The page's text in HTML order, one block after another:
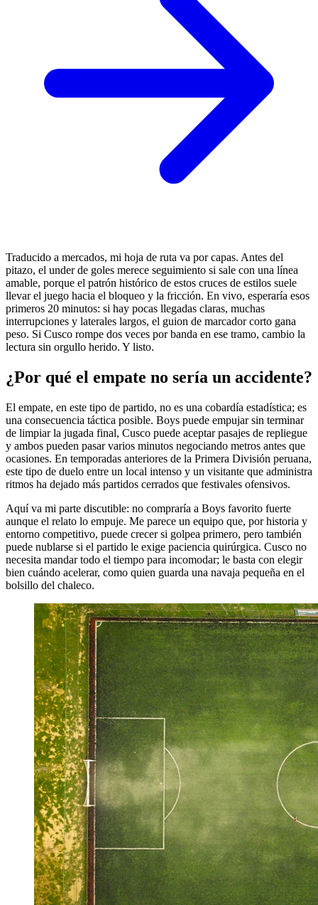
Traducido a mercados, mi hoja de ruta va por capas. Antes del
pitazo, el under de goles merece seguimiento si sale con una línea
amable, porque el patrón histórico de estos cruces de estilos suele
llevar el juego hacia el bloqueo y la fricción. En vivo, esperaría esos
primeros 20 minutos: si hay pocas llegadas claras, muchas
interrupciones y laterales largos, el guion de marcador corto gana
peso. Si Cusco rompe dos veces por banda en ese tramo, cambio la
lectura sin orgullo herido. Y listo.
¿Por qué el empate no sería un accidente?
El empate, en este tipo de partido, no es una cobardía estadística; es
una consecuencia táctica posible. Boys puede empujar sin terminar
de limpiar la jugada final, Cusco puede aceptar pasajes de repliegue
y ambos pueden pasar varios minutos negociando metros antes que
ocasiones. En temporadas anteriores de la Primera División peruana,
este tipo de duelo entre un local intenso y un visitante que administra
ritmos ha dejado más partidos cerrados que festivales ofensivos.
Aquí va mi parte discutible: no compraría a Boys favorito fuerte
aunque el relato lo empuje. Me parece un equipo que, por historia y
entorno competitivo, puede crecer si golpea primero, pero también
puede nublarse si el partido le exige paciencia quirúrgica. Cusco no
necesita mandar todo el tiempo para incomodar; le basta con elegir
bien cuándo acelerar, como quien guarda una navaja pequeña en el
bolsillo del chaleco.